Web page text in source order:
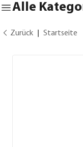
Alle
Zurück Startseite